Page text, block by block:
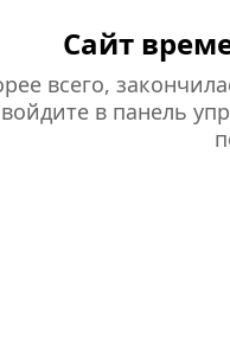
Сайт
всего,
войдите в панель